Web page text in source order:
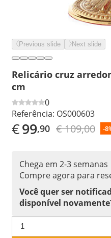
Previous slide Next slide
Relicário cruz
cm
0
Referência: OS000603
€99,90 € 109,00 -
Chega em 2-3 semanas
Compre agora para
Você quer ser
disponível